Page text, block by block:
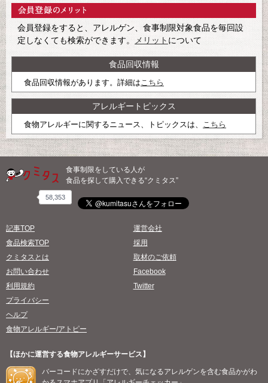
会員登録をすると、アレルゲン、食事制限対象食品を毎回設
定しなくても検索ができます。
メリット について
食品回収情報
食品回収情報があります。詳細はこちら
アレルギートピックス
食物アレルギーに関するニュース、トピックスは、 こちら
食事制限をしている人が
食品を探して購入できる“クミタス”
58,353
記事TOP
食品検索TOP
クミタスとは
お問い合わせ
利用規約
プライバシー
ヘルプ
食物アレルギー/アトピー
運営会社
採用
取材のご依頼
Facebook
Twitter
【ほかに運営する食物アレルギーサービス】
バーコードにかざすだけで、気になるアレルゲンを含む食品かがわ